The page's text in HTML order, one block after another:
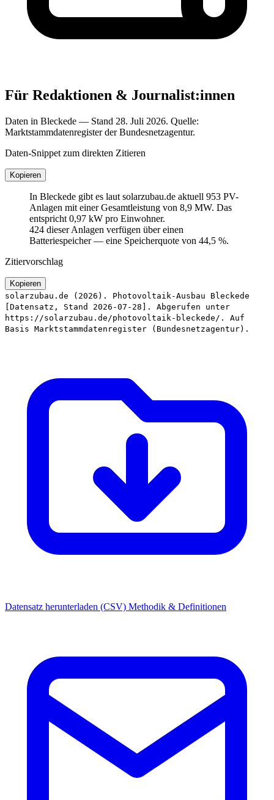
Für Redaktionen & Journalist:innen
Daten in Bleckede — Stand 28. Juli 2026. Quelle:
Marktstammdatenregister der Bundesnetzagentur.
Daten-Snippet zum direkten Zitieren
Kopieren
In Bleckede gibt es laut solarzubau.de aktuell 953 PV-
Anlagen mit einer Gesamtleistung von 8,9 MW. Das
entspricht 0,97 kW pro Einwohner.
424 dieser Anlagen verfügen über einen
Batteriespeicher — eine Speicherquote von 44,5 %.
Zitiervorschlag
Kopieren
solarzubau.de (2026). Photovoltaik-Ausbau Bleckede
[Datensatz, Stand 2026-07-28]. Abgerufen unter
https://solarzubau.de/photovoltaik-bleckede/. Auf
Basis Marktstammdatenregister (Bundesnetzagentur).
Datensatz herunterladen (CSV) Methodik & Definitionen